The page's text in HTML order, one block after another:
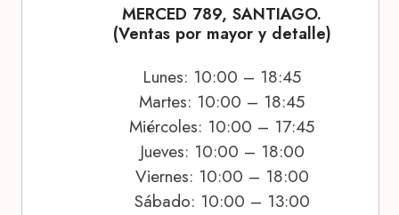
MERCED 789, SANTIAGO.
(Ventas por mayor y detalle)
Lunes: 10:00 – 18:45
Martes: 10:00 – 18:45
Miércoles: 10:00 – 17:45
Jueves: 10:00 – 18:00
Viernes: 10:00 – 18:00
Sábado: 10:00 – 13:00